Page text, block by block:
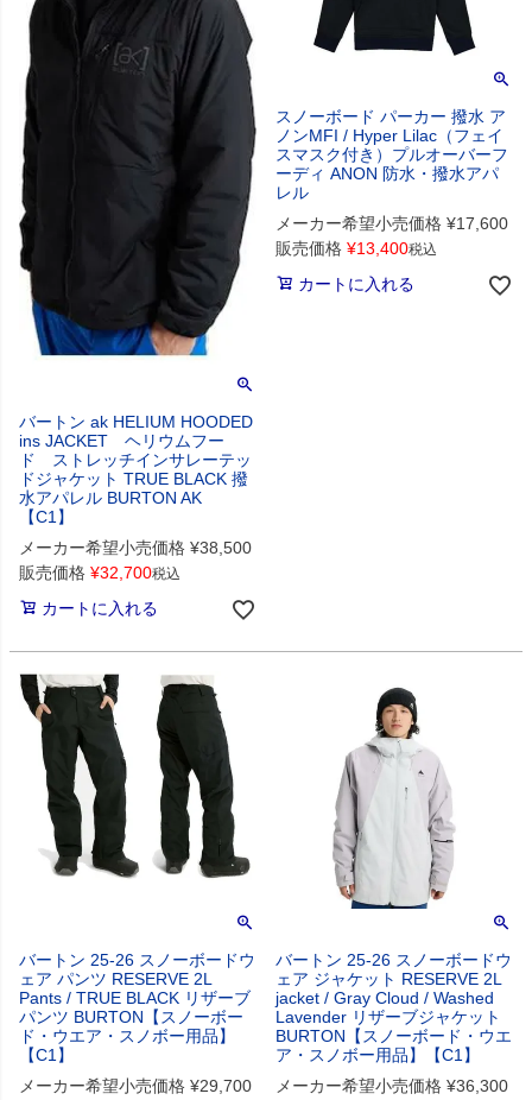
バートン ak HELIUM HOODED
ins JACKET ヘリウムフー
ド ストレッチインサレーテッ
ドジャケット TRUE BLACK 撥
水アパレル BURTON AK
【C1】
メーカー希望小売価格 ¥38,500
販売価格 ¥32,700税込
カートに入れる
スノーボード パーカー 撥水 ア
ノンMFI / Hyper Lilac（フェイ
スマスク付き）プルオーバーフ
ーディ ANON 防水・撥水アパ
レル
メーカー希望小売価格 ¥17,600
販売価格 ¥13,400税込
カートに入れる
バートン 25-26 スノーボードウ
ェア パンツ RESERVE 2L
Pants / TRUE BLACK リザーブ
パンツ BURTON【スノーボー
ド・ウエア・スノボー用品】
【C1】
メーカー希望小売価格 ¥29,700
バートン 25-26 スノーボードウ
ェア ジャケット RESERVE 2L
jacket / Gray Cloud / Washed
Lavender リザーブジャケット
BURTON【スノーボード・ウエ
ア・スノボー用品】【C1】
メーカー希望小売価格 ¥36,300